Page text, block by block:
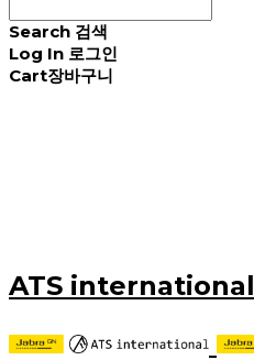
Search 검색
Log In 로그인
Cart장바구니
ATS international